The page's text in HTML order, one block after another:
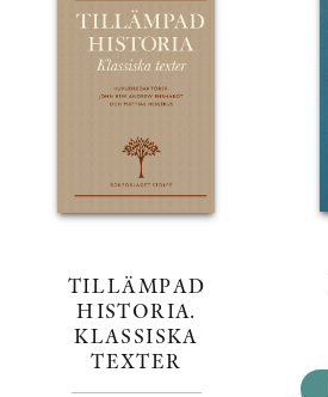
TILLÄMPAD
HISTORIA.
KLASSISKA
TEXTER